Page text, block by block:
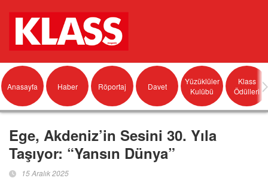
Anasayfa Haber Röportaj Davet
Yüzüklüler
Kulübü
Klass
Ödülleri
Ege, Akdeniz’in Sesini 30. Yıla
Taşıyor: “Yansın Dünya”
15 Aralık 2025